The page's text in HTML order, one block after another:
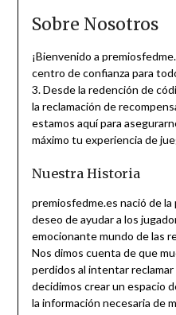
Sobre Nosotros
¡Bienvenido a
centro de confianza para
3. Desde la redención de
la reclamación de
estamos aquí para
máximo tu experiencia de
Nuestra Historia
premiosfedme.es nació de
deseo de ayudar a los
emocionante mundo de las
Nos dimos cuenta de que
perdidos al intentar
decidimos crear un espacio
la información necesaria de